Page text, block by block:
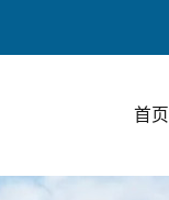
首页